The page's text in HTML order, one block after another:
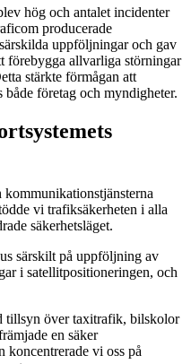
hög och antalet incidenter
producerade
uppföljningar och gav
förebygga allvarliga störningar
stärkte förmågan att
både företag och myndigheter.
vi trafiksäkerheten i alla
säkerhetsläget.
särskilt på uppföljning av
i satellitpositioneringen, och
tillsyn över taxitrafik, bilskolor
en säker
koncentrerade vi oss på